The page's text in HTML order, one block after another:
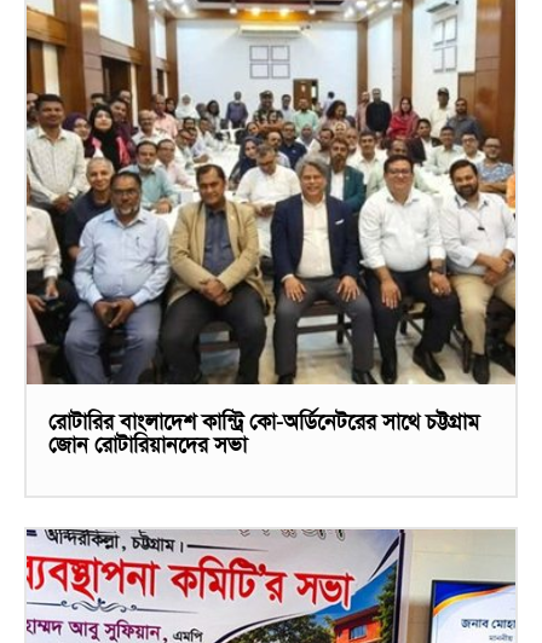
রোটারির বাংলাদেশ কান্ট্রি কো-অর্ডিনেটরের সাথে চট্টগ্রাম
জোন রোটারিয়ানদের সভা